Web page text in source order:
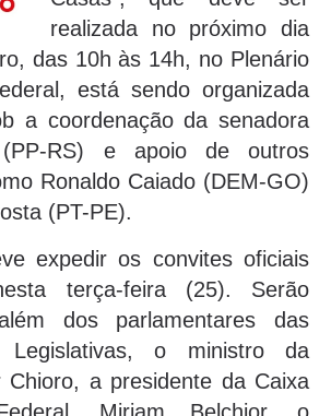
realizada no próximo dia
das 10h às 14h, no Plenário
está sendo organizada
a coordenação da senadora
RS) e apoio de outros
Ronaldo Caiado (DEM-GO)
(PT-PE).
expedir os convites oficiais
terça-feira (25). Serão
dos parlamentares das
Legislativas, o ministro da
Chioro, a presidente da Caixa